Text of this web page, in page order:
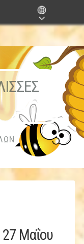
Μαΐου